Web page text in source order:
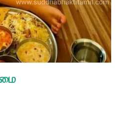
தேர்களில் சமர்ப்பிக்கப்படுகிறது.
எனும் பூஜையின் மூலம்